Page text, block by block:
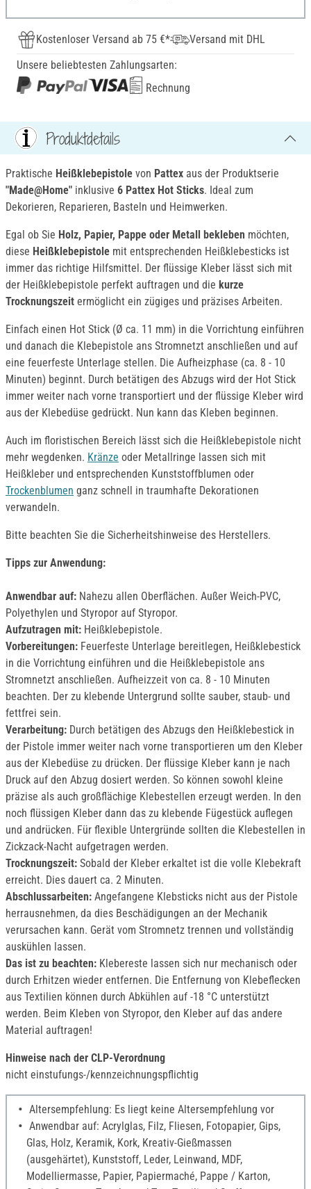
Kostenloser Versand ab 75 €*
Versand mit DHL
Unsere beliebtesten Zahlungsarten:
Rechnung
Produktdetails
Praktische Heißklebepistole von Pattex aus der Produktserie
"Made@Home" inklusive 6 Pattex Hot Sticks. Ideal zum
Dekorieren, Reparieren, Basteln und Heimwerken.
Egal ob Sie Holz, Papier, Pappe oder Metall bekleben möchten,
diese Heißklebepistole mit entsprechenden Heißklebesticks ist
immer das richtige Hilfsmittel. Der flüssige Kleber lässt sich mit
der Heißklebepistole perfekt auftragen und die kurze
Trocknungszeit ermöglicht ein zügiges und präzises Arbeiten.
Einfach einen Hot Stick (Ø ca. 11 mm) in die Vorrichtung einführen
und danach die Klebepistole ans Stromnetzt anschließen und auf
eine feuerfeste Unterlage stellen. Die Aufheizphase (ca. 8 - 10
Minuten) beginnt. Durch betätigen des Abzugs wird der Hot Stick
immer weiter nach vorne transportiert und der flüssige Kleber wird
aus der Klebedüse gedrückt. Nun kann das Kleben beginnen.
Auch im floristischen Bereich lässt sich die Heißklebepistole nicht
mehr wegdenken. Kränze oder Metallringe lassen sich mit
Heißkleber und entsprechenden Kunststoffblumen oder
Trockenblumen ganz schnell in traumhafte Dekorationen
verwandeln.
Bitte beachten Sie die Sicherheitshinweise des Herstellers.
Tipps zur Anwendung:
Anwendbar auf: Nahezu allen Oberflächen. Außer Weich-PVC,
Polyethylen und Styropor auf Styropor.
Aufzutragen mit: Heißklebepistole.
Vorbereitungen: Feuerfeste Unterlage bereitlegen, Heißklebestick
in die Vorrichtung einführen und die Heißklebepistole ans
Stromnetzt anschließen. Aufheizzeit von ca. 8 - 10 Minuten
beachten. Der zu klebende Untergrund sollte sauber, staub- und
fettfrei sein.
Verarbeitung: Durch betätigen des Abzugs den Heißklebestick in
der Pistole immer weiter nach vorne transportieren um den Kleber
aus der Klebedüse zu drücken. Der flüssige Kleber kann je nach
Druck auf den Abzug dosiert werden. So können sowohl kleine
präzise als auch großflächige Klebestellen erzeugt werden. In den
noch flüssigen Kleber dann das zu klebende Fügestück auflegen
und andrücken. Für flexible Untergründe sollten die Klebestellen in
Zickzack-Nacht aufgetragen werden.
Trocknungszeit: Sobald der Kleber erkaltet ist die volle Klebekraft
erreicht. Dies dauert ca. 2 Minuten.
Abschlussarbeiten: Angefangene Klebsticks nicht aus der Pistole
herrausnehmen, da dies Beschädigungen an der Mechanik
verursachen kann. Gerät vom Stromnetz trennen und vollständig
auskühlen lassen.
Das ist zu beachten: Klebereste lassen sich nur mechanisch oder
durch Erhitzen wieder entfernen. Die Entfernung von Klebeflecken
aus Textilien können durch Abkühlen auf -18 °C unterstützt
werden. Beim Kleben von Styropor, den Kleber auf das andere
Material auftragen!
Hinweise nach der CLP-Verordnung
nicht einstufungs-/kennzeichnungspflichtig
Altersempfehlung: Es liegt keine Altersempfehlung vor
Anwendbar auf: Acrylglas, Filz, Fliesen, Fotopapier, Gips,
Glas, Holz, Keramik, Kork, Kreativ-Gießmassen
(ausgehärtet), Kunststoff, Leder, Leinwand, MDF,
Modelliermasse, Papier, Papiermaché, Pappe / Karton,